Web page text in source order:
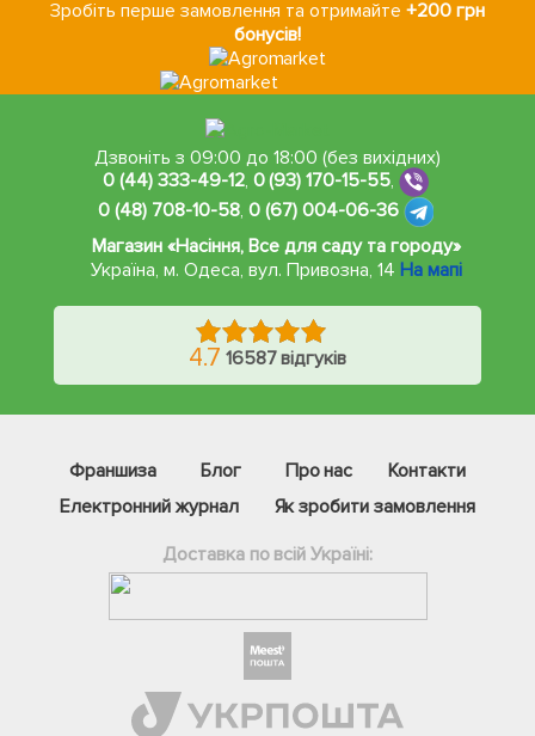
Зробіть перше замовлення та отримайте+200 грн
бонусів!
Дзвоніть з 09:00 до 18:00 (без вихідних)
0 (44) 333-49-12, 0 (93) 170-15-55,
0 (48) 708-10-58, 0 (67) 004-06-36
Магазин «Насіння, Все для саду та городу»
Україна, м. Одеса,вул. Привозна, 14 На мапі
4.7 16587 відгуків
Франшиза Блог Про нас
Контакти
Електронний журнал
Як зробити замовлення
Доставка по всій Україні:
Телеграм